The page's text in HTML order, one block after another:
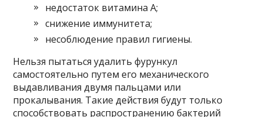
недостаток витамина А;
снижение иммунитета;
несоблюдение правил гигиены.
Нельзя пытаться удалить фурункул
самостоятельно путем его механического
выдавливания двумя пальцами или
прокалывания. Такие действия будут только
способствовать распространению бактерий